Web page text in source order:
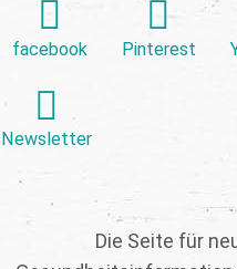
facebook Pinterest
Newsletter
Die Seite für